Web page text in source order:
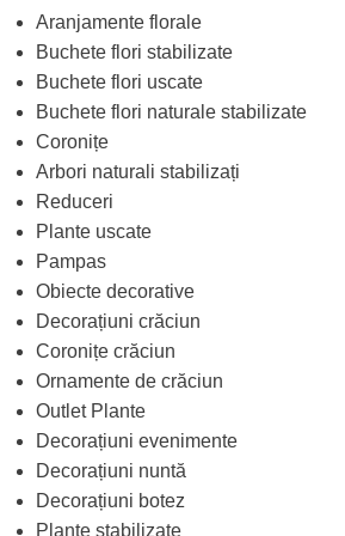
Aranjamente florale
Buchete flori stabilizate
Buchete flori uscate
Buchete flori naturale stabilizate
Coronițe
Arbori naturali stabilizați
Reduceri
Plante uscate
Pampas
Obiecte decorative
Decorațiuni crăciun
Coronițe crăciun
Ornamente de crăciun
Outlet Plante
Decorațiuni evenimente
Decorațiuni nuntă
Decorațiuni botez
Plante stabilizate